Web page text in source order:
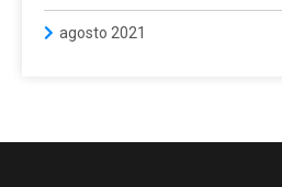
agosto 2021